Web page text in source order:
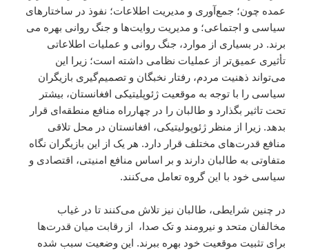
عمده چون؛ جمع‌آوری و مدیریت اطلاعات؛ نفوذ در ساختارهای
سیاسی و اجتماعی؛ و مدیریت روایت‌ها و جنگ روانی بهره می
برند. در بسیاری از موارد، جنگ روانی و عملیات اطلاعاتی
تأثیری عمیق‌تر از عملیات نظامی داشته است؛ زیرا این
می‌تواند ذهنیت مردم، رفتار نخبگان و تصمیم‌گیری بازیگران
سیاسی را با توجه به موقعیت ژئوپلیتیکی افغانستان، بیشتر
تحت تاثیر بگذارد و طالبان را در چهارراه منافع منطقه‌ای قرار
بدهد. زیرا از منظر ژئوپولیتیکی، افغانستان در محل تلاقی
منافع قدرت‌های مختلف قرار دارد. هر یک از این بازیگران نگاه
متفاوتی به طالبان دارند و بر اساس منافع امنیتی، اقتصادی و
سیاسی خود با این گروه تعامل می‌کنند.
در چنین شرایطی، طالبان نیز تلاش می‌کنند تا در غیاب
مخالفان متحد و نیرومند و تک صدا، از رقابت میان قدرت‌ها
برای تثبیت موقعیت خود بهره ببرند. این وضعیت سبب شده